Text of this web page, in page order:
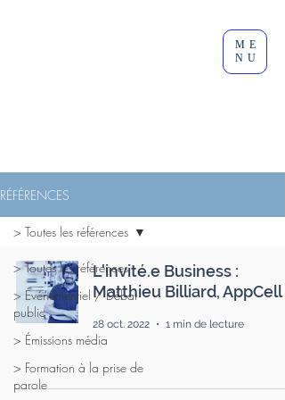
ME
NU
RÉFÉRENCES
> Toutes les références
> Événementiel / Débat
public
> Émissions média
> Formation à la prise de
parole
> Toutes les références
L'invité.e Business :
Matthieu Billiard, AppCell
28 oct. 2022 1 min de lecture